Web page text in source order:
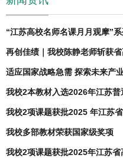
我校多部教材荣获国家级奖项